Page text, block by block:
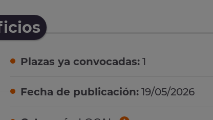
Plazas ya convocadas: 1
Fecha de publicación: 19/05/2026